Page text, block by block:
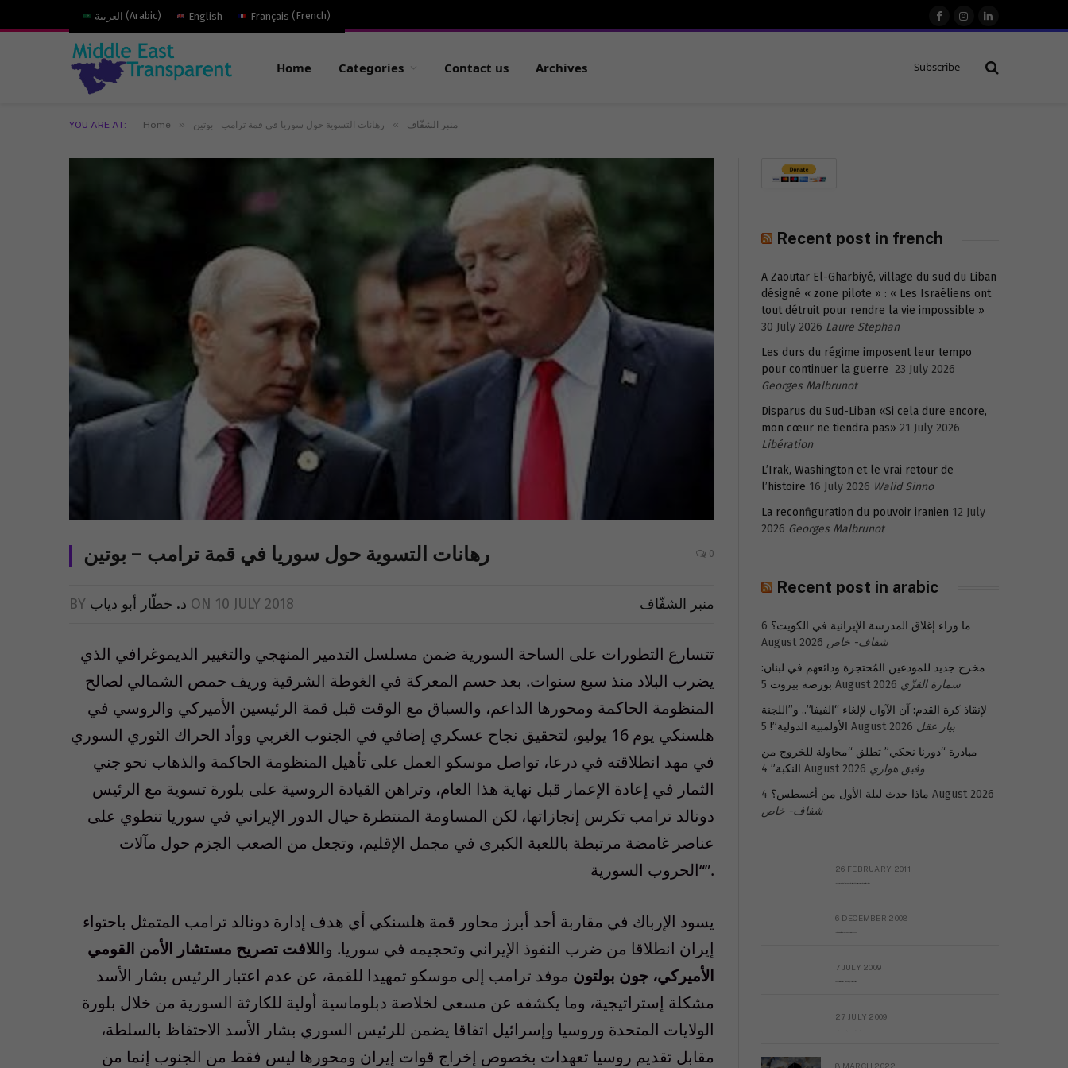
العربية (Arabic) English Français (French)
FacebookInstagram
LinkedIn
Home Categories Contact us Archives Subscribe
YOU ARE AT: Home » منبر الشفّاف » رهانات التسوية حول سوريا في قمة ترامب – بوتين
رهانات التسوية حول سوريا في قمة ترامب – بوتين 0
BY د. خطّار أبو دياب ON 10 JULY 2018 منبر الشفّاف
تتسارع التطورات على الساحة السورية ضمن مسلسل التدمير المنهجي والتغيير الديموغرافي الذي
يضرب البلاد منذ سبع سنوات. بعد حسم المعركة في الغوطة الشرقية وريف حمص الشمالي لصالح
المنظومة الحاكمة ومحورها الداعم، والسباق مع الوقت قبل قمة الرئيسين الأميركي والروسي في
هلسنكي يوم 16 يوليو، لتحقيق نجاح عسكري إضافي في الجنوب الغربي ووأد الحراك الثوري السوري
في مهد انطلاقته في درعا، تواصل موسكو العمل على تأهيل المنظومة الحاكمة والذهاب نحو جني
الثمار في إعادة الإعمار قبل نهاية هذا العام، وتراهن القيادة الروسية على بلورة تسوية مع الرئيس
دونالد ترامب تكرس إنجازاتها، لكن المساومة المنتظرة حيال الدور الإيراني في سوريا تنطوي على
عناصر غامضة مرتبطة باللعبة الكبرى في مجمل الإقليم، وتجعل من الصعب الجزم حول مآلات
“الحروب السورية”.
يسود الإرباك في مقاربة أحد أبرز محاور قمة هلسنكي أي هدف إدارة دونالد ترامب المتمثل باحتواء
إيران انطلاقا من ضرب النفوذ الإيراني وتحجيمه في سوريا. واللافت تصريح مستشار الأمن القومي
الأميركي، جون بولتون موفد ترامب إلى موسكو تمهيدا للقمة، عن عدم اعتبار الرئيس بشار الأسد
مشكلة إستراتيجية، وما يكشفه عن مسعى لخلاصة دبلوماسية أولية للكارثة السورية من خلال بلورة
الولايات المتحدة وروسيا وإسرائيل اتفاقا يضمن للرئيس السوري بشار الأسد الاحتفاظ بالسلطة،
مقابل تقديم روسيا تعهدات بخصوص إخراج قوات إيران ومحورها ليس فقط من الجنوب إنما من
Recent post in french
A Zaoutar El-Gharbiyé, village du sud du Liban
désigné « zone pilote » : « Les Israéliens ont
tout détruit pour rendre la vie impossible »
30 July 2026 Laure Stephan
Les durs du régime imposent leur tempo
pour continuer la guerre 23 July 2026
Georges Malbrunot
Disparus du Sud-Liban «Si cela dure encore,
mon cœur ne tiendra pas» 21 July 2026
Libération
L’Irak, Washington et le vrai retour de
l’histoire 16 July 2026 Walid Sinno
La reconfiguration du pouvoir iranien 12 July
2026 Georges Malbrunot
Recent post in arabic
ما وراء إغلاق المدرسة الإيرانية في الكويت؟ 6
August 2026 شفاف- خاص
مخرج جديد للمودعين المُحتجزة ودائعهم في لبنان:
بورصة بيروت 5 August 2026 سمارة القزّي
لإنقاذ كرة القدم: آن الآوان لإلغاء “الفيفا”.. و”اللجنة
الأولمبية الدولية”! 5 August 2026 بيار عقل
مبادرة “دورنا نحكي” تطلق “محاولة للخروج من
النكبة” 4 August 2026 وفيق هواري
ماذا حدث ليلة الأول من أغسطس؟ 4 August 2026
شفاف- خاص
26 FEBRUARY 2011
6 DECEMBER 2008
7 JULY 2009
27 JULY 2009
8 MARCH 2022